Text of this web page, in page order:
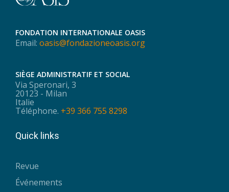
FONDATION INTERNATIONALE OASIS
Email: oasis@fondazioneoasis.org
SIÈGE ADMINISTRATIF ET SOCIAL
Via Speronari, 3
20123 - Milan
Italie
Téléphone. +39 366 755 8298
Quick links
Revue
Événements